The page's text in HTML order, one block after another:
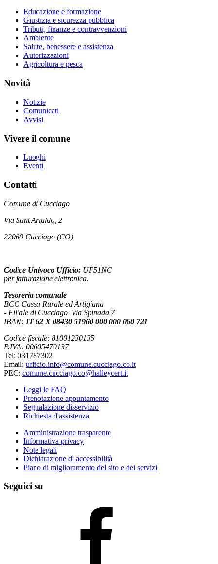
Educazione e formazione
Giustizia e sicurezza pubblica
Tributi, finanze e contravvenzioni
Ambiente
Salute, benessere e assistenza
Autorizzazioni
Agricoltura e pesca
Novità
Notizie
Comunicati
Avvisi
Vivere il comune
Luoghi
Eventi
Contatti
Comune di Cucciago
Via Sant'Arialdo, 2
22060 Cucciago (CO)
Codice Univoco Ufficio: UF51NC
per fatturazione elettronica.
Tesoreria comunale
BCC Cassa Rurale ed Artigiana
- Filiale di Cucciago Via Spinada 7
IBAN: IT 62 X 08430 51960 000 000 060 721
Codice fiscale: 81001230135
P.IVA: 00605470137
Tel: 031787302
Email: ufficio.info@comune.cucciago.co.it
PEC: comune.cucciago.co@halleycert.it
Leggi le FAQ
Prenotazione appuntamento
Segnalazione disservizio
Richiesta d'assistenza
Amministrazione trasparente
Informativa privacy
Note legali
Dichiarazione di accessibilità
Piano di miglioramento del sito e dei servizi
Seguici su